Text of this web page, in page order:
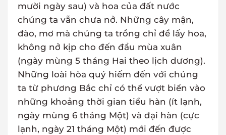
mười ngày sau) và hoa của đất nước
chúng ta vẫn chưa nở. Những cây mận,
đào, mơ mà chúng ta trồng chỉ để lấy hoa,
không nở kịp cho đến đầu mùa xuân
(ngày mùng 5 tháng Hai theo lịch dương).
Những loài hòa quý hiếm đến với chúng
ta từ phương Bắc chỉ có thể vượt biển vào
những khoảng thời gian tiểu hàn (ít lạnh,
ngày mùng 6 tháng Một) và đại hàn (cực
lạnh, ngày 21 tháng Một) mới đến được